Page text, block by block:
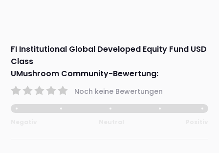
FI Institutional Global Developed Equity Fund USD
Class
UMushroom Community-Bewertung:
Noch keine Bewertungen